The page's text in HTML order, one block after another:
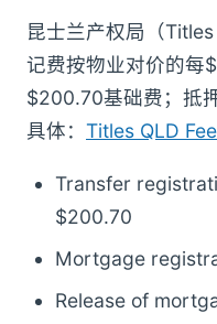
昆士兰产权局（
记费按物业对价的每
$200.70基础费；抵
具体： Titles QLD
Transfer
$200.70
Mortgage
Release of